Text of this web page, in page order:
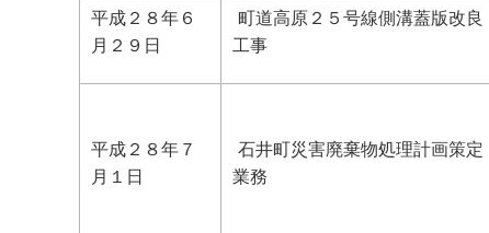
平成２８年６
月２９日
町道高原２５号線側溝蓋版改良
工事
平成２８年７
月１日
石井町災害廃棄物処理計画策定
業務